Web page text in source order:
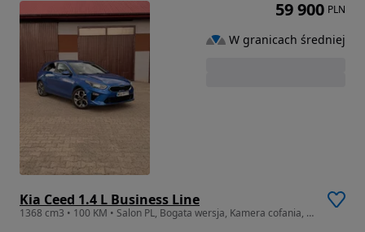
Kia Ceed 1.4 L Business Line
1368 cm3 • 100 KM • Salon PL, Bogata wersja, Kamera cofania, Bezwypadkowa, Zadbana
59 900 PLN
W granicach średniej